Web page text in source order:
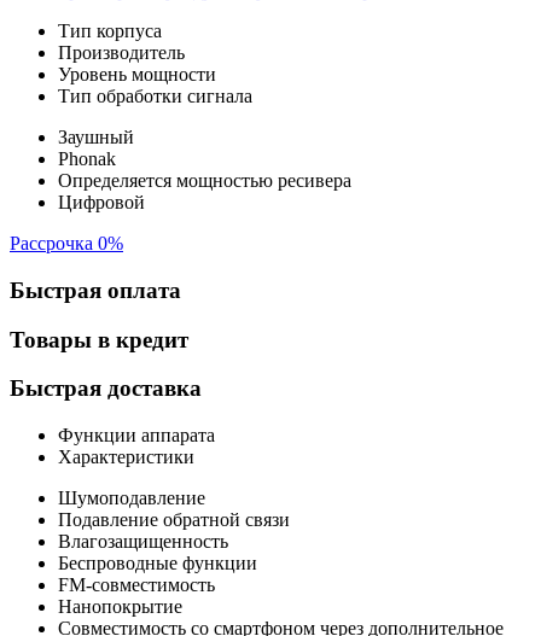
Тип корпуса
Производитель
Уровень мощности
Тип обработки сигнала
Заушный
Phonak
Определяется мощностью ресивера
Цифровой
Рассрочка 0%
Быстрая оплата
Товары в кредит
Быстрая доставка
Функции аппарата
Характеристики
Шумоподавление
Подавление обратной связи
Влагозащищенность
Беспроводные функции
FM-совместимость
Нанопокрытие
Совместимость со смартфоном через дополнительное